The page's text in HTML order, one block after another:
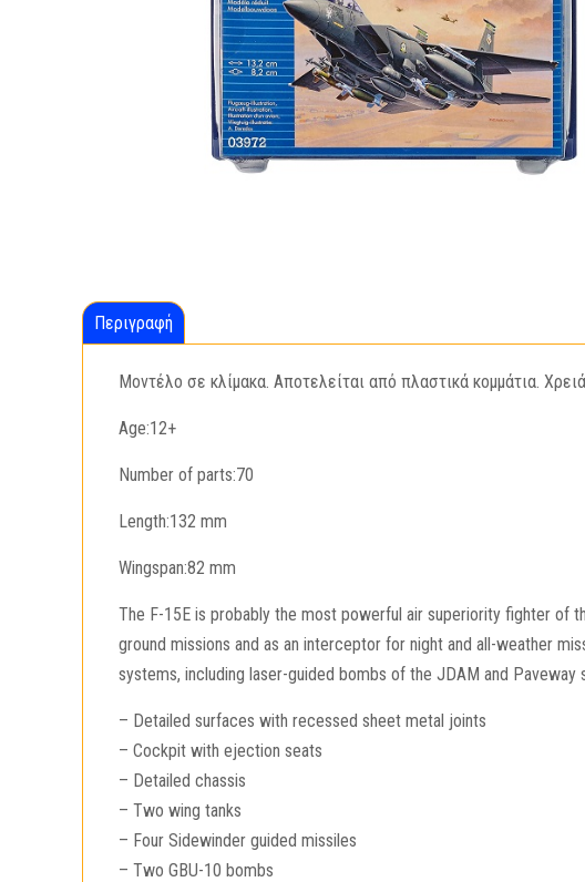
Περιγραφή
Μοντέλο σε κλίμακα. Αποτελείται από πλαστικά κομμάτια.
Age:12+
Number of parts:70
Length:132 mm
Wingspan:82 mm
The F-15E is probably the most powerful air superiority fighter of
ground missions and as an interceptor for night and all-weather
systems, including laser-guided bombs of the JDAM and Paveway
– Detailed surfaces with recessed sheet metal joints
– Cockpit with ejection seats
– Detailed chassis
– Two wing tanks
– Four Sidewinder guided missiles
– Two GBU-10 bombs